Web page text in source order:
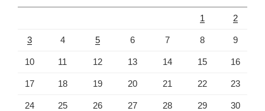
1 2
3 4 5 6 7 8 9
10 11 12 13 14 15 16
17 18 19 20 21 22 23
24 25 26 27 28 29 30